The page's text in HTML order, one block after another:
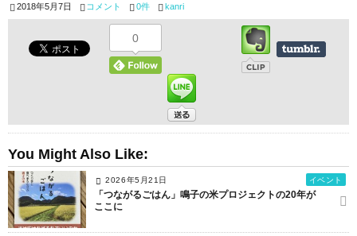
2018年5月7日 コメント 0件 kanri
0
You Might Also Like:
2026年5月21日 イベント
「つながるごはん」鳴子の米プロジェクトの20年が
ここに